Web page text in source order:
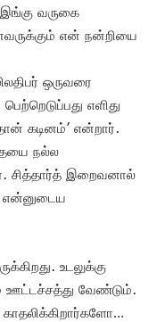
வருகை
என் நன்றியை
ஒருவரை
எளிது
கடினம்’ என்றார்.
நல்ல
சித்தார்த் இறைவனால்
என்னுடைய
உடலுக்கு
ஊட்டச்சத்து வேண்டும்.
காதலிக்கிறார்களோ…